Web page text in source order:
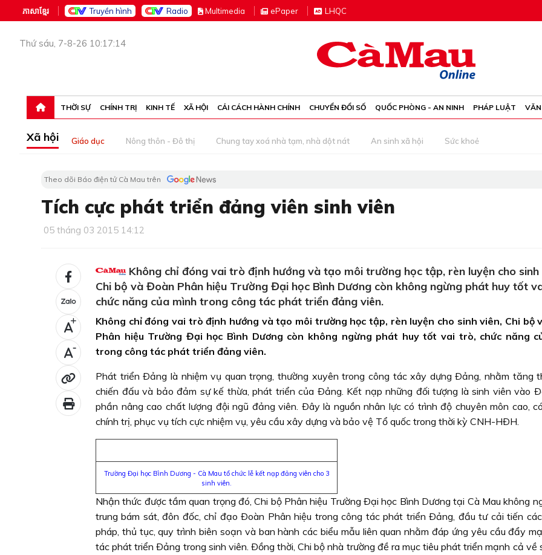
ភាសាខ្មែរ Truyền hình Radio Multimedia ePaper LHQC
Thứ sáu, 7-8-26 10:17:14
THỜI SỰ CHÍNH TRỊ KINH TẾ XÃ HỘI CẢI CÁCH HÀNH CHÍNH CHUYỂN ĐỔI SỐ QUỐC PHÒNG - AN NINH PHÁP LUẬT
Xã hội Giáo dục Nông thôn - Đô thị Chung tay xoá nhà tạm, nhà dột nát An sinh xã hội Sức khoẻ
Theo dõi Báo điện tử Cà Mau trên
Tích cực phát triển đảng viên sinh viên
05 tháng 03 2015 14:12
+
-
Không chỉ đóng vai trò định hướng và tạo môi trường học tập, rèn luyện cho sinh
Chi bộ và Đoàn Phân hiệu Trường Đại học Bình Dương còn không ngừng phát huy tốt
chức năng của mình trong công tác phát triển đảng viên.
Không chỉ đóng vai trò định hướng và tạo môi trường học tập, rèn luyện cho sinh viên, Chi bộ
Phân hiệu Trường Đại học Bình Dương còn không ngừng phát huy tốt vai trò, chức năng
trong công tác phát triển đảng viên.
Phát triển Ðảng là nhiệm vụ quan trọng, thường xuyên trong công tác xây dựng Ðảng, nhằm tăng
chiến đấu và bảo đảm sự kế thừa, phát triển của Ðảng. Kết nạp những đối tượng là sinh viên vào
phần nâng cao chất lượng đội ngũ đảng viên. Ðây là nguồn nhân lực có trình độ chuyên môn cao,
chính trị, phục vụ tích cực nhiệm vụ, yêu cầu xây dựng và bảo vệ Tổ quốc trong thời kỳ CNH-HÐH.
Trường Đại học Bình Dương - Cà Mau tổ chức lễ kết nạp đảng viên cho 3
sinh viên.
Nhận thức được tầm quan trọng đó, Chi bộ Phân hiệu Trường Ðại học Bình Dương tại Cà Mau không
trung bám sát, đôn đốc, chỉ đạo Ðoàn Phân hiệu trong công tác phát triển Ðảng, đầu tư cải tiến
pháp, thủ tục, quy trình biên soạn và ban hành các biểu mẫu liên quan nhằm đáp ứng yêu cầu đẩy
tác phát triển Ðảng trong sinh viên. Ðồng thời, Chi bộ nhà trường đề ra mục tiêu phát triển mạnh cả về